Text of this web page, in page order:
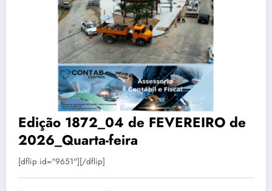
Edição 1872_04 de FEVEREIRO de
2026_Quarta-feira
[dflip id="9651"][/dflip]